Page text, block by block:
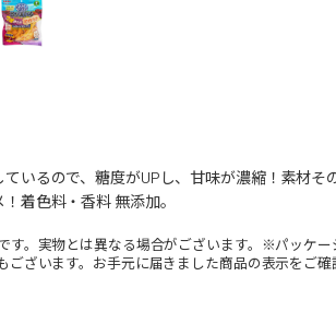
いるので、糖度がUPし、甘味が濃縮！素材
着色料・香料 無添加。
す。実物とは異なる場合がございます。※パッケ
ございます。お手元に届きました商品の表示をご確